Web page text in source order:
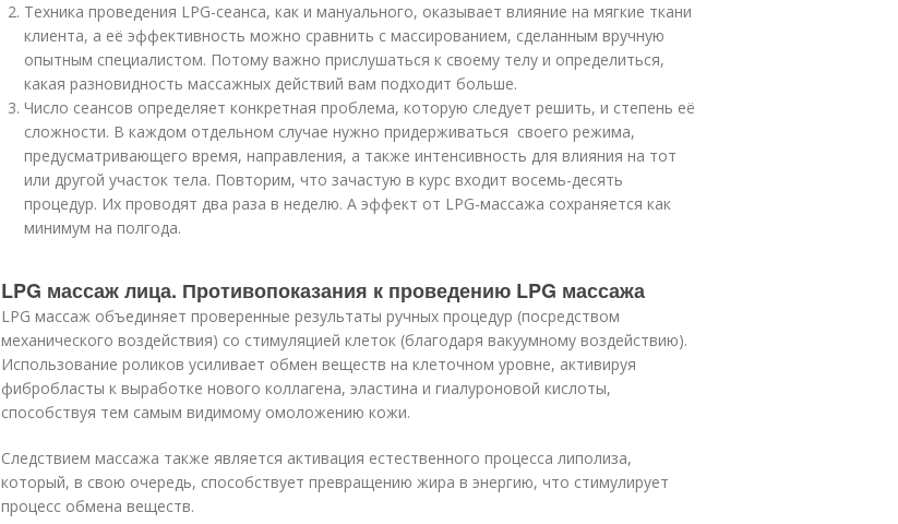
Техника проведения LPG-сеанса, как и мануального, оказывает влияние на мягкие ткани
клиента, а её эффективность можно сравнить с массированием, сделанным вручную
опытным специалистом. Потому важно прислушаться к своему телу и определиться,
какая разновидность массажных действий вам подходит больше.
Число сеансов определяет конкретная проблема, которую следует решить, и степень её
сложности. В каждом отдельном случае нужно придерживаться своего режима,
предусматривающего время, направления, а также интенсивность для влияния на тот
или другой участок тела. Повторим, что зачастую в курс входит восемь-десять
процедур. Их проводят два раза в неделю. А эффект от LPG-массажа сохраняется как
минимум на полгода.
LPG массаж лица. Противопоказания к проведению LPG массажа
LPG массаж объединяет проверенные результаты ручных процедур (посредством
механического воздействия) со стимуляцией клеток (благодаря вакуумному воздействию).
Использование роликов усиливает обмен веществ на клеточном уровне, активируя
фибробласты к выработке нового коллагена, эластина и гиалуроновой кислоты,
способствуя тем самым видимому омоложению кожи.
Следствием массажа также является активация естественного процесса липолиза,
который, в свою очередь, способствует превращению жира в энергию, что стимулирует
процесс обмена веществ.